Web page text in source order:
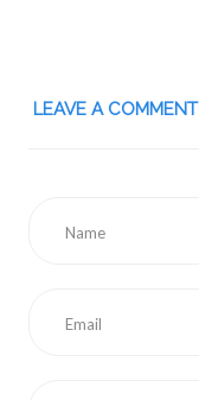
LEAVE A COMMENT